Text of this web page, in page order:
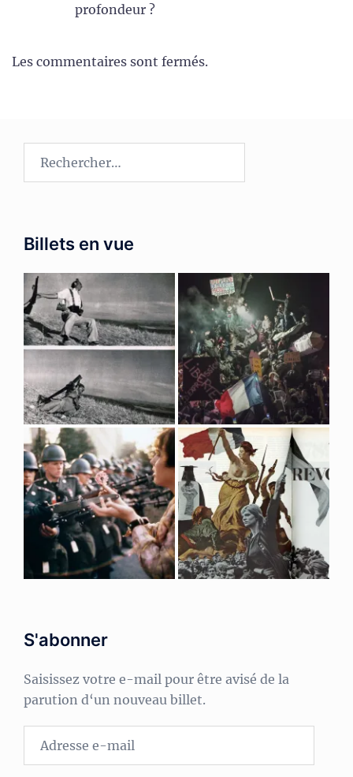
profondeur ?
Les commentaires sont fermés.
Billets en vue
S'abonner
Saisissez votre e-mail pour être avisé de la
parution d‘un nouveau billet.